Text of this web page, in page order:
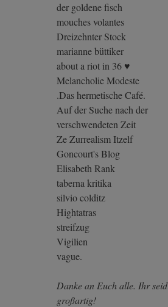
der goldene fisch
mouches volantes
Dreizehnter Stock
marianne büttiker
about a riot in 36 ♥
Melancholie Modeste
.Das hermetische Café.
Auf der Suche nach der
verschwendeten Zeit
Ze Zurrealism Itzelf
Goncourt's Blog
Elisabeth Rank
taberna kritika
silvio colditz
Hightatras
streifzug
Vigilien
vague.
Danke an Euch alle. Ihr seid
großartig!